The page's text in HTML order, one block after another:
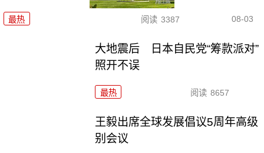
最热 阅读 3387 08-03
大地震后 日本自民党“筹款派对”
照开不误
最热 阅读 8657
王毅出席全球发展倡议5周年高级
别会议